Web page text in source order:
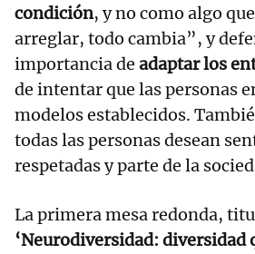
condición, y no como algo
arreglar, todo cambia”, y
importancia de adaptar los
de intentar que las personas
modelos establecidos.
todas las personas desean
respetadas y parte de la
La primera mesa redonda,
‘Neurodiversidad: diversidad